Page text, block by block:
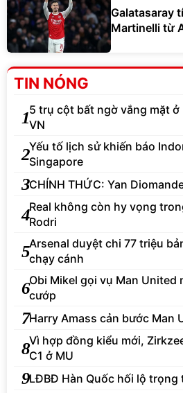
Galatasaray
Martinelli từ
TIN NÓNG
15 trụ cột bất ngờ vắng mặt
VN
2Yếu tố lịch sử khiến báo
Singapore
3CHÍNH THỨC: Yan
4Real không còn hy vọng
Rodri
5Arsenal duyệt chi 77 triệu
chạy cánh
6Obi Mikel gọi vụ Man United
cướp
7Harry Amass cản bước Man
8Vì hợp đồng kiểu mới,
C1 ở MU
9LĐBĐ Hàn Quốc hối lộ trọng